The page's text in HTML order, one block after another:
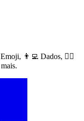
👨‍💻 Dados, 🙅‍♀️